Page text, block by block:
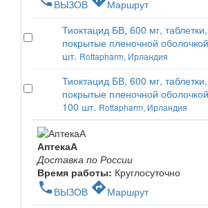
ВЫЗОВ
Маршрут
Тиоктацид БВ, 600 мг, таблетки,
покрытые пленочной
шт. Rottapharm, Ирландия
Тиоктацид БВ, 600 мг, таблетки,
покрытые пленочной
100 шт. Rottapharm, Ирландия
АптекаА
Доставка по России
Время работы: Круглосуточно
phone ВЫЗОВ directionsМаршрут